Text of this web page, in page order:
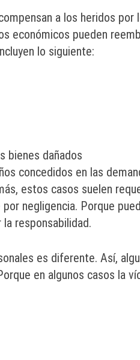
a los heridos
económicos pueden
lo siguiente:
bienes dañados
concedidos en las
estos casos suelen
negligencia. Porque
responsabilidad.
es diferente. Así,
en algunos casos la